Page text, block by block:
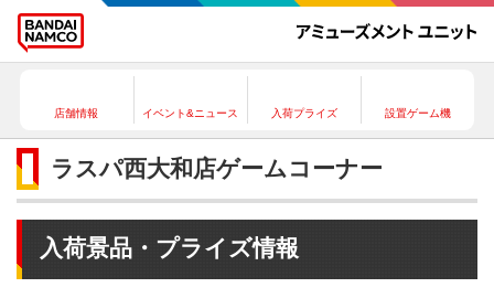
店舗情報 イベント&ニュース 入荷プライズ 設置ゲーム機
ラスパ西大和店ゲームコーナー
入荷景品・プライズ情報